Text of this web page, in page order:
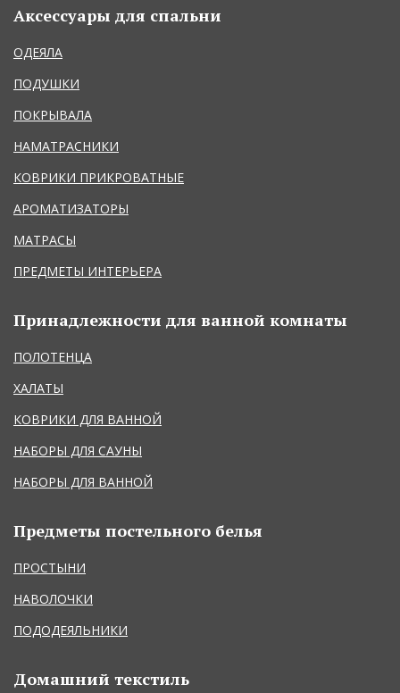
Аксессуары для спальни
ОДЕЯЛА
ПОДУШКИ
ПОКРЫВАЛА
НАМАТРАСНИКИ
КОВРИКИ ПРИКРОВАТНЫЕ
АРОМАТИЗАТОРЫ
МАТРАСЫ
ПРЕДМЕТЫ ИНТЕРЬЕРА
Принадлежности для ванной комнаты
ПОЛОТЕНЦА
ХАЛАТЫ
КОВРИКИ ДЛЯ ВАННОЙ
НАБОРЫ ДЛЯ САУНЫ
НАБОРЫ ДЛЯ ВАННОЙ
Предметы постельного белья
ПРОСТЫНИ
НАВОЛОЧКИ
ПОДОДЕЯЛЬНИКИ
Домашний текстиль